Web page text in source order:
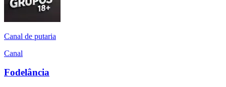
Canal de putaria
Canal
Fodelância